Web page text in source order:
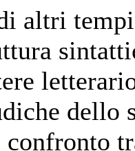
altri
dello
confronto